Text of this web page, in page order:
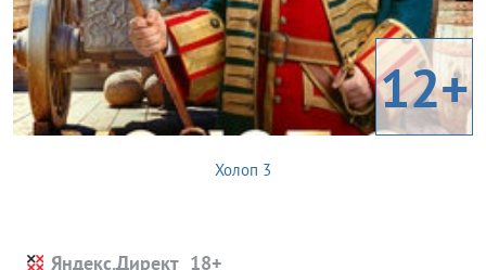
12+
Холоп 3
Яндекс.Директ